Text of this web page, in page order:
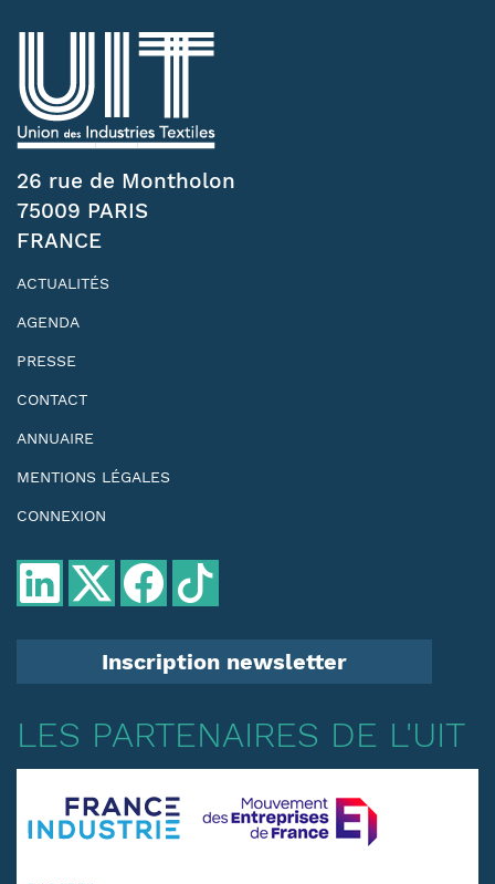
26 rue de Montholon
75009 PARIS
FRANCE
ACTUALITÉS
AGENDA
PRESSE
CONTACT
ANNUAIRE
MENTIONS LÉGALES
CONNEXION
Inscription newsletter
LES PARTENAIRES DE L'UIT